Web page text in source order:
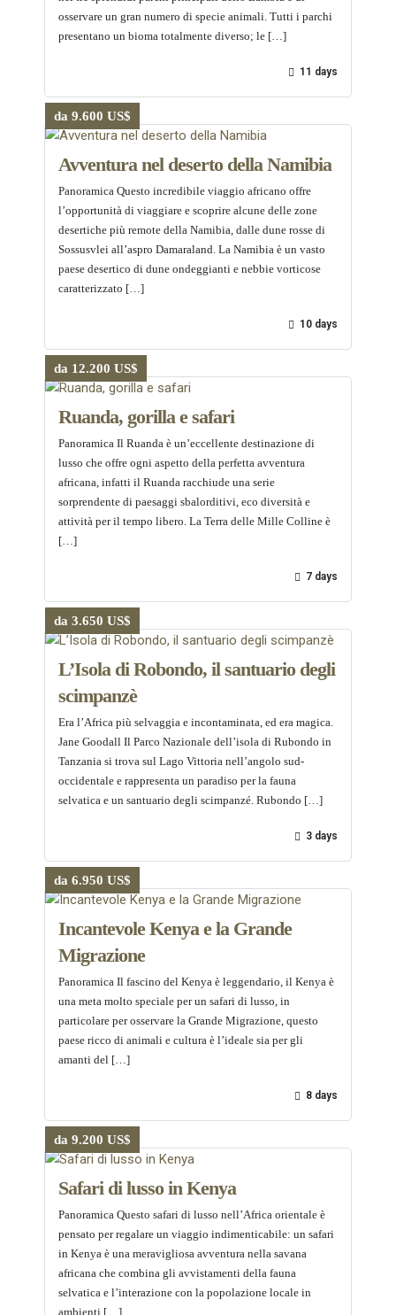
osservare un gran numero di specie animali. Tutti i parchi
presentano un bioma totalmente diverso; le […]
11 days
da 9.600 US$
Avventura nel deserto della Namibia
Panoramica Questo incredibile viaggio africano offre
l’opportunità di viaggiare e scoprire alcune delle zone
desertiche più remote della Namibia, dalle dune rosse di
Sossusvlei all’aspro Damaraland. La Namibia è un vasto
paese desertico di dune ondeggianti e nebbie vorticose
caratterizzato […]
10 days
da 12.200 US$
Ruanda, gorilla e safari
Panoramica Il Ruanda è un’eccellente destinazione di
lusso che offre ogni aspetto della perfetta avventura
africana, infatti il ​​Ruanda racchiude una serie
sorprendente di paesaggi sbalorditivi, eco diversità e
attività per il tempo libero. La Terra delle Mille Colline è
[…]
7 days
da 3.650 US$
L’Isola di Robondo, il santuario degli
scimpanzè
Era l’Africa più selvaggia e incontaminata, ed era magica.
Jane Goodall Il Parco Nazionale dell’isola di Rubondo in
Tanzania si trova sul Lago Vittoria nell’angolo sud-
occidentale e rappresenta un paradiso per la fauna
selvatica e un santuario degli scimpanzé. Rubondo […]
3 days
da 6.950 US$
Incantevole Kenya e la Grande
Migrazione
Panoramica Il fascino del Kenya è leggendario, il Kenya è
una meta molto speciale per un safari di lusso, in
particolare per osservare la Grande Migrazione, questo
paese ricco di animali e cultura è l’ideale sia per gli
amanti del […]
8 days
da 9.200 US$
Safari di lusso in Kenya
Panoramica Questo safari di lusso nell’Africa orientale è
pensato per regalare un viaggio indimenticabile: un safari
in Kenya è una meravigliosa avventura nella savana
africana che combina gli avvistamenti della fauna
selvatica e l’interazione con la popolazione locale in
ambienti […]